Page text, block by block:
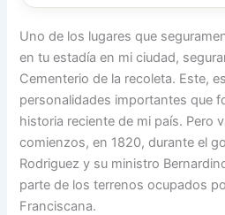
Uno de los lugares que
en tu estadía en mi ciudad,
Cementerio de la recoleta. Este,
personalidades importantes que
historia reciente de mi país. Pero
comienzos, en 1820, durante el
Rodriguez y su ministro
parte de los terrenos ocupados
Franciscana.